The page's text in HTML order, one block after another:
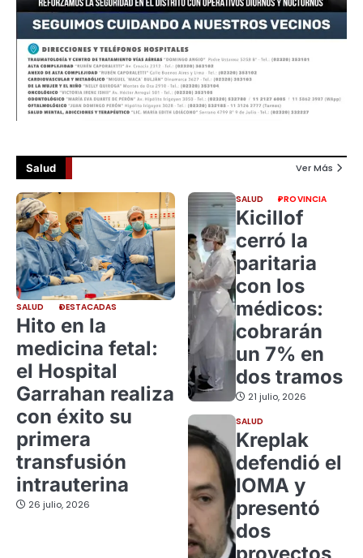
Salud Ver Más
SALUD DESTACADAS
Hito en la
medicina fetal:
el Hospital
Garrahan realiza
con éxito su
primera
transfusión
intrauterina
26 julio, 2026
SALUD PROVINCIA
Kicillof
cerró la
paritaria
con los
médicos:
cobrarán
un 7% en
dos tramos
21 julio, 2026
SALUD
Kreplak
defendió el
IOMA y
presentó
dos
proyectos